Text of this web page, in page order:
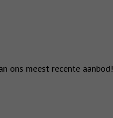
ons meest recente aanbod!